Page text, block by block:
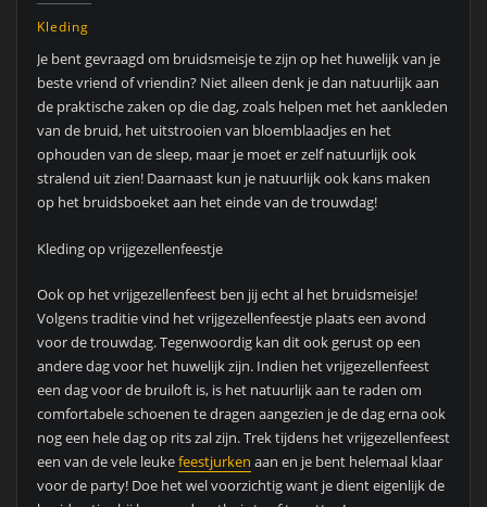
Kleding
Je bent gevraagd om bruidsmeisje te zijn op het huwelijk van je
beste vriend of vriendin? Niet alleen denk je dan natuurlijk aan
de praktische zaken op die dag, zoals helpen met het aankleden
van de bruid, het uitstrooien van bloemblaadjes en het
ophouden van de sleep, maar je moet er zelf natuurlijk ook
stralend uit zien! Daarnaast kun je natuurlijk ook kans maken
op het bruidsboeket aan het einde van de trouwdag!
Kleding op vrijgezellenfeestje
Ook op het vrijgezellenfeest ben jij echt al het bruidsmeisje!
Volgens traditie vind het vrijgezellenfeestje plaats een avond
voor de trouwdag. Tegenwoordig kan dit ook gerust op een
andere dag voor het huwelijk zijn. Indien het vrijgezellenfeest
een dag voor de bruiloft is, is het natuurlijk aan te raden om
comfortabele schoenen te dragen aangezien je de dag erna ook
nog een hele dag op rits zal zijn. Trek tijdens het vrijgezellenfeest
een van de vele leukefeestjurken aan en je bent helemaal klaar
voor de party! Doe het wel voorzichtig want je dient eigenlijk de